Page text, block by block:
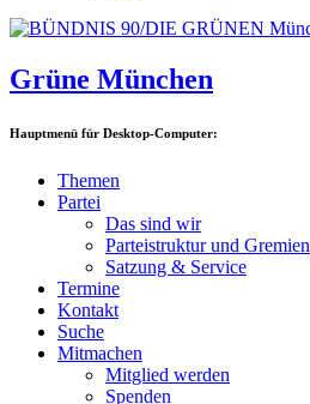
Grüne München
Hauptmenü für Desktop-Computer:
Themen
Partei
Das sind wir
Parteistruktur und Gremien
Satzung & Service
Termine
Kontakt
Suche
Mitmachen
Mitglied werden
Spenden